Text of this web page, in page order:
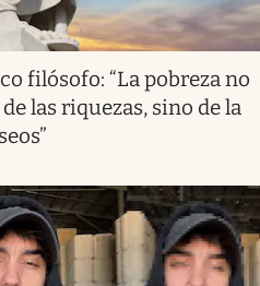
filósofo: “La pobreza no
las riquezas, sino de la